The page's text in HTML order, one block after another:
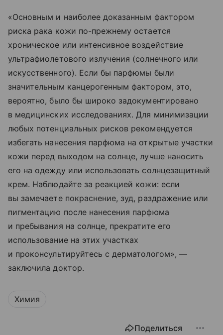
«Основным и наиболее доказанным фактором
риска рака кожи по-прежнему остается
хроническое или интенсивное воздействие
ультрафиолетового излучения (солнечного или
искусственного). Если бы парфюмы были
значительным канцерогенным фактором, это,
вероятно, было бы широко задокументировано
в медицинских исследованиях. Для минимизации
любых потенциальных рисков рекомендуется
избегать нанесения парфюма на открытые участки
кожи перед выходом на солнце, лучше наносить
его на одежду или использовать солнцезащитный
крем. Наблюдайте за реакцией кожи: если
вы замечаете покраснение, зуд, раздражение или
пигментацию после нанесения парфюма
и пребывания на солнце, прекратите его
использование на этих участках
и проконсультируйтесь с дерматологом», —
заключила доктор.
Химия
Поделиться